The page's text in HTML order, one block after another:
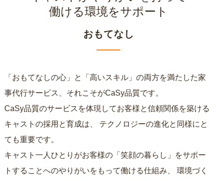
働ける環境をサポート
おもてなし
「おもてなしの心」と「高いスキル」の両方を満たした家
事代行サービス、それこそがCaSy品質です。
CaSy品質のサービスを体現してお客様と信頼関係を築ける
キャストの採用と育成は、
ても重要です。
キャスト一人ひとりがお客様の「笑顔の暮らし」をサポー
トすることへのやりがいをもって働ける仕組み、